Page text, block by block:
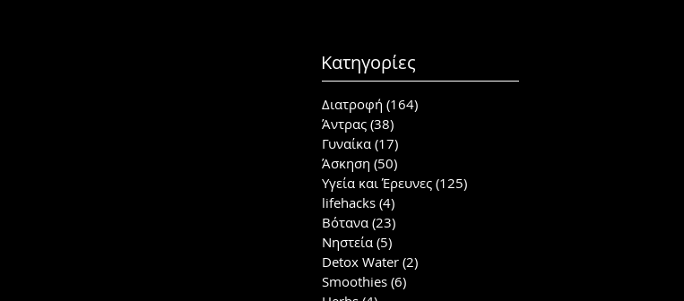
Κατηγορίες
Διατροφή (164)
Άντρας (38)
Γυναίκα (17)
Άσκηση (50)
Υγεία και Έρευνες (125)
lifehacks (4)
Βότανα (23)
Νηστεία (5)
Detox Water (2)
Smoothies (6)